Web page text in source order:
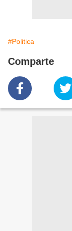
#Politica
Comparte